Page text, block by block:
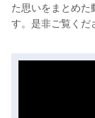
た思いをまとめた
す。是非ご覧くだ